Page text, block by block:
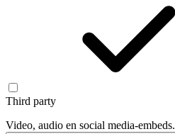
Third party
Video, audio en social media-embeds.